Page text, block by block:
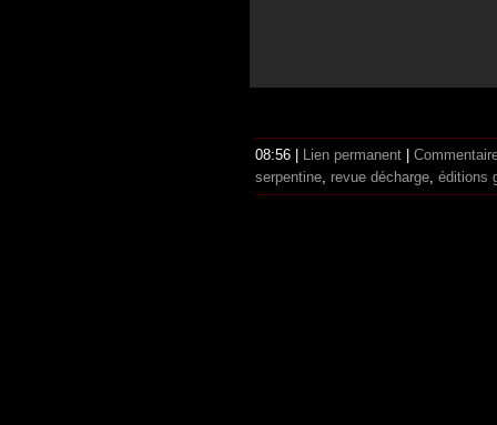
08:56 | Lien permanent
serpentine, revue décharge, éditions